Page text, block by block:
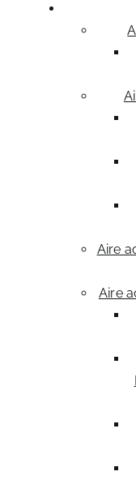
Aire
Aire